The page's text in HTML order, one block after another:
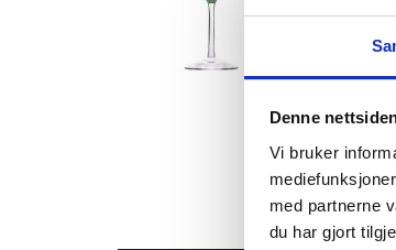
Denne
Vi bruker
med partnerne
du har gjort